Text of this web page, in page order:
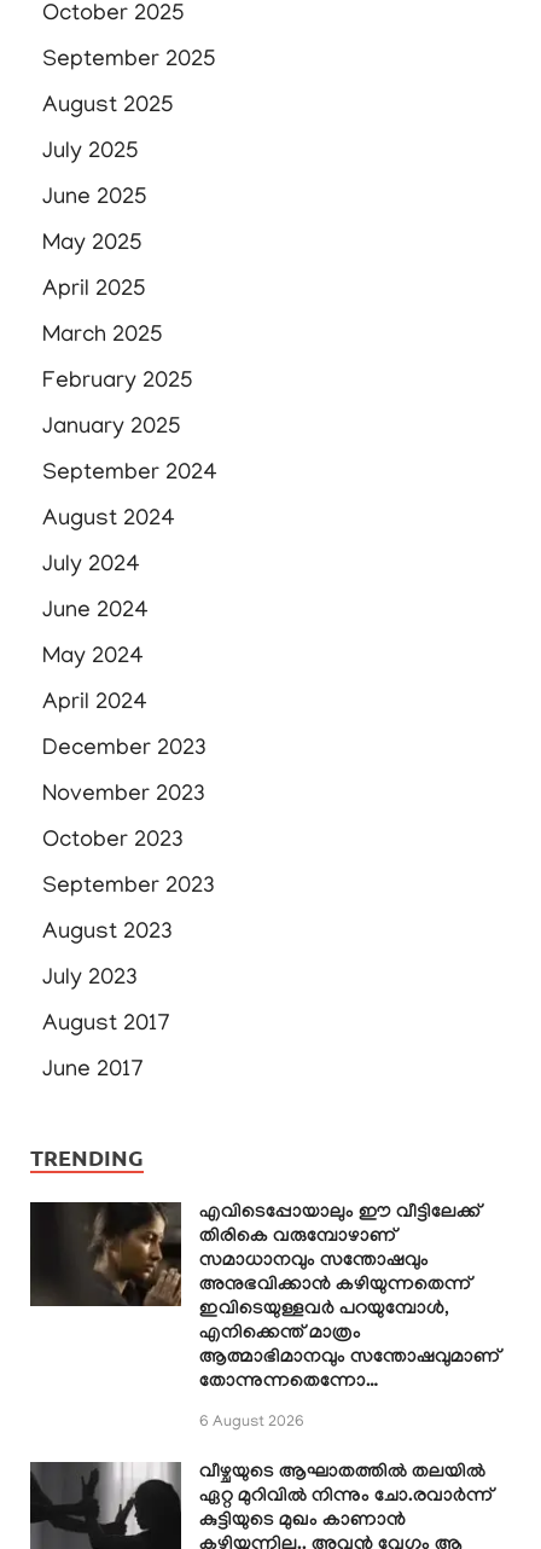
October 2025
September 2025
August 2025
July 2025
June 2025
May 2025
April 2025
March 2025
February 2025
January 2025
September 2024
August 2024
July 2024
June 2024
May 2024
April 2024
December 2023
November 2023
October 2023
September 2023
August 2023
July 2023
August 2017
June 2017
TRENDING
എവിടെപ്പോയാലും ഈ വീട്ടിലേക്ക്
തിരികെ വരുമ്പോഴാണ്
സമാധാനവും സന്തോഷവും
അനുഭവിക്കാൻ കഴിയുന്നതെന്ന്
ഇവിടെയുള്ളവർ പറയുമ്പോൾ,
എനിക്കെന്ത് മാത്രം
ആത്മാഭിമാനവും സന്തോഷവുമാണ്
തോന്നുന്നതെന്നോ…
6 August 2026
വീഴ്ചയുടെ ആഘാതത്തിൽ തലയിൽ
ഏറ്റ മുറിവിൽ നിന്നും ചോ.രവാർന്ന്
കുട്ടിയുടെ മുഖം കാണാൻ